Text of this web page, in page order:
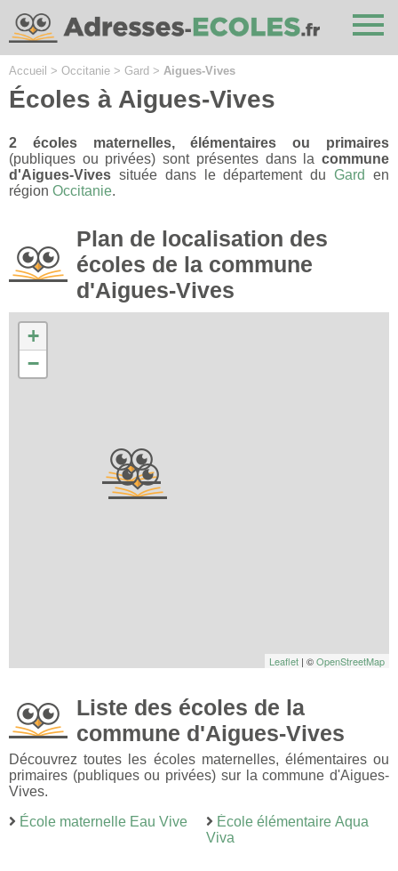
Accueil > Occitanie > Gard > Aigues-Vives
Écoles à Aigues-Vives
2 écoles maternelles, élémentaires ou primaires
(publiques ou privées) sont présentes dans la commune
d'Aigues-Vives située dans le département duGard
en
région Occitanie.
Plan de localisation des
écoles de la commune
d'Aigues-Vives
+
−
Leaflet | ©OpenStreetMap
Liste des écoles de la
commune d'Aigues-Vives
Découvrez toutes les écoles maternelles, élémentaires ou
primaires (publiques ou privées) sur la commune d'Aigues-
Vives.
École maternelle Eau Vive
École élémentaire Aqua
Viva